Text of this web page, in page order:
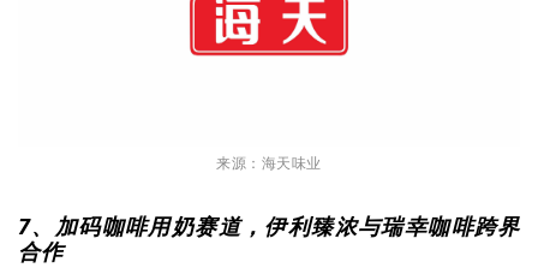
来源：海天味业
7、加码咖啡用奶赛道，伊利臻浓与瑞幸咖啡跨界
合作